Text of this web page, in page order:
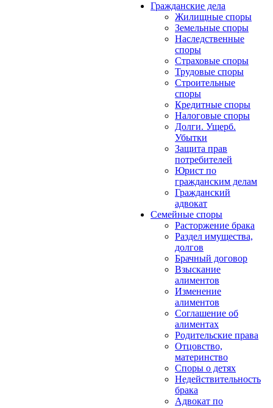
Гражданские дела
Жилищные споры
Земельные споры
Наследственные
споры
Страховые споры
Трудовые споры
Строительные
споры
Кредитные споры
Налоговые споры
Долги. Ущерб.
Убытки
Защита прав
потребителей
Юрист по
гражданским делам
Гражданский
адвокат
Семейные споры
Расторжение брака
Раздел имущества,
долгов
Брачный договор
Взыскание
алиментов
Изменение
алиментов
Соглашение об
алиментах
Родительские права
Отцовство,
материнство
Споры о детях
Недействительность
брака
Адвокат по